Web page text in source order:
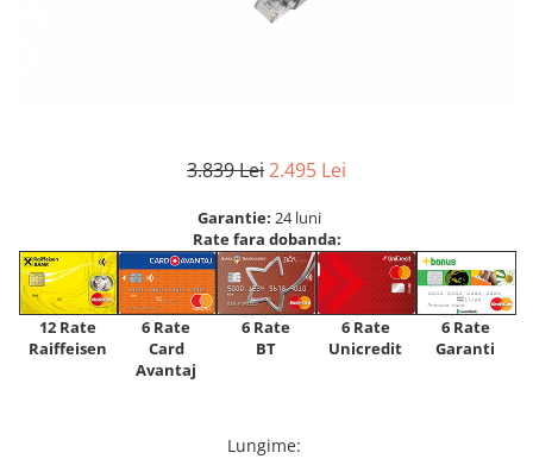
3.839 Lei2.495 Lei
Garantie: 24 luni
Rate fara dobanda:
12 Rate
Raiffeisen
6 Rate
Card
Avantaj
6 Rate
BT
6 Rate
Unicredit
6 Rate
Garanti
Lungime: